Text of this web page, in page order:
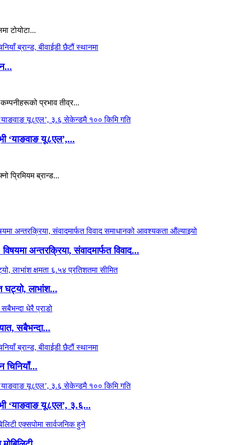
टोयोटा...
कम्पनीहरूको प्रभाव तीव्र...
‘याङवाङ यू८एल’,...
प्रिमियम ब्रान्ड...
अन्तरक्रिया, संवादमार्फत विवाद...
घट्यो, लाभांश...
सबैभन्दा...
चिनियाँ...
‘याङवाङ यू८एल’, ३.६...